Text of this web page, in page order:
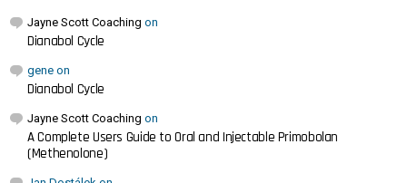
Jayne Scott Coaching on
Dianabol Cycle
gene on
Dianabol Cycle
Jayne Scott Coaching on
A Complete Users Guide to Oral and Injectable Primobolan
(Methenolone)